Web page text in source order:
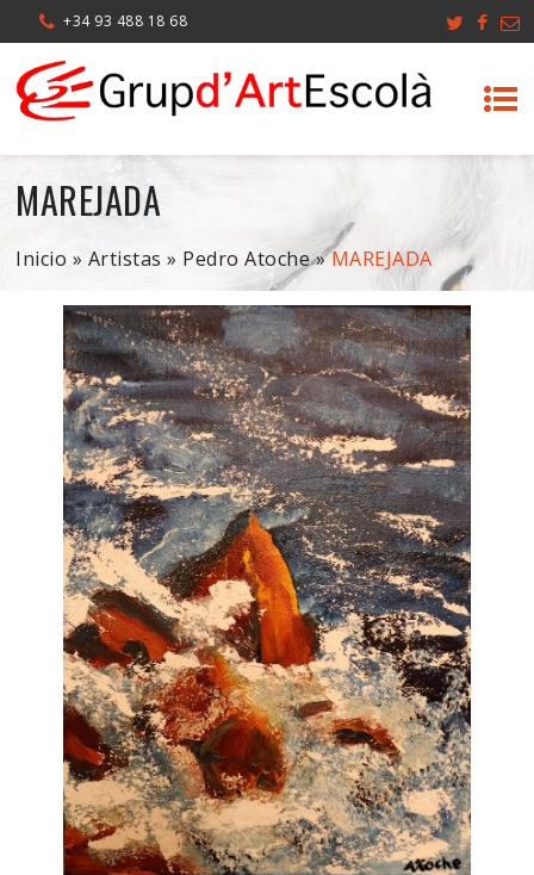
+34 93 488 18 68
MAREJADA
Inicio » Artistas » Pedro Atoche »MAREJADA